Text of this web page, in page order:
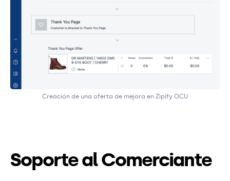
Creación de una oferta de mejora en Zipify OCU
Soporte al Comerciante